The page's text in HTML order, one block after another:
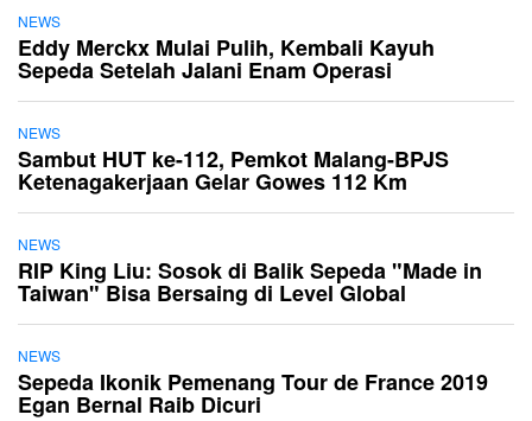
NEWS
Eddy Merckx Mulai Pulih, Kembali Kayuh
Sepeda Setelah Jalani Enam Operasi
NEWS
Sambut HUT ke-112, Pemkot Malang-BPJS
Ketenagakerjaan Gelar Gowes 112 Km
NEWS
RIP King Liu: Sosok di Balik Sepeda "Made in
Taiwan" Bisa Bersaing di Level Global
NEWS
Sepeda Ikonik Pemenang Tour de France 2019
Egan Bernal Raib Dicuri